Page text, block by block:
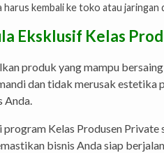
harus kembali ke toko atau
Eksklusif Kelas
produk yang mampu
dan tidak merusak estetika
Anda.
Kelas Produsen Private
bisnis Anda siap